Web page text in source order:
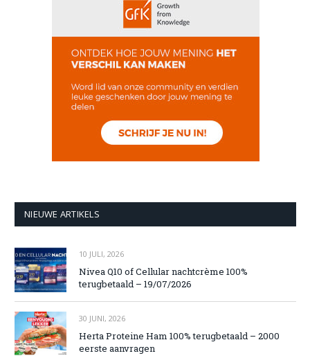
NIEUWE ARTIKELS
10 JULI, 2026
Nivea Q10 of Cellular nachtcrème 100%
terugbetaald – 19/07/2026
30 JUNI, 2026
Herta Proteine Ham 100% terugbetaald – 2000
eerste aanvragen